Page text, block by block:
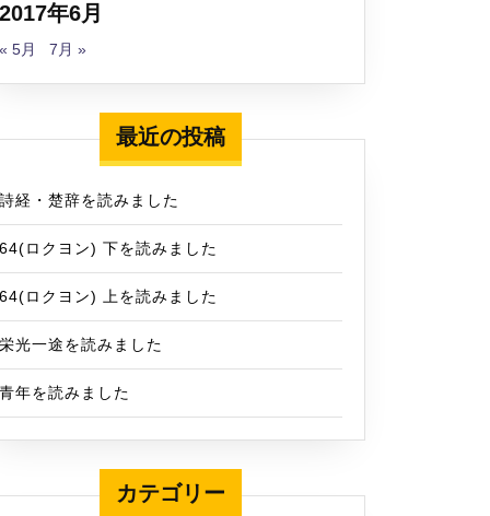
2017年6月
« 5月 7月 »
最近の投稿
詩経・楚辞を読みました
64(ロクヨン) 下を読みました
64(ロクヨン) 上を読みました
栄光一途を読みました
青年を読みました
カテゴリー